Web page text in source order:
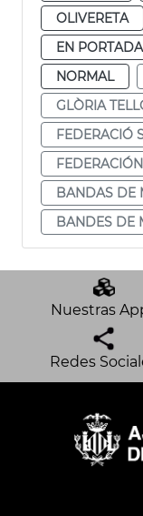
OLIVERETA
EN PORTADA
NORMAL
GLÒRIA
FEDERACIÓ
BANDAS DE
BANDES DE
Nuestras
Redes